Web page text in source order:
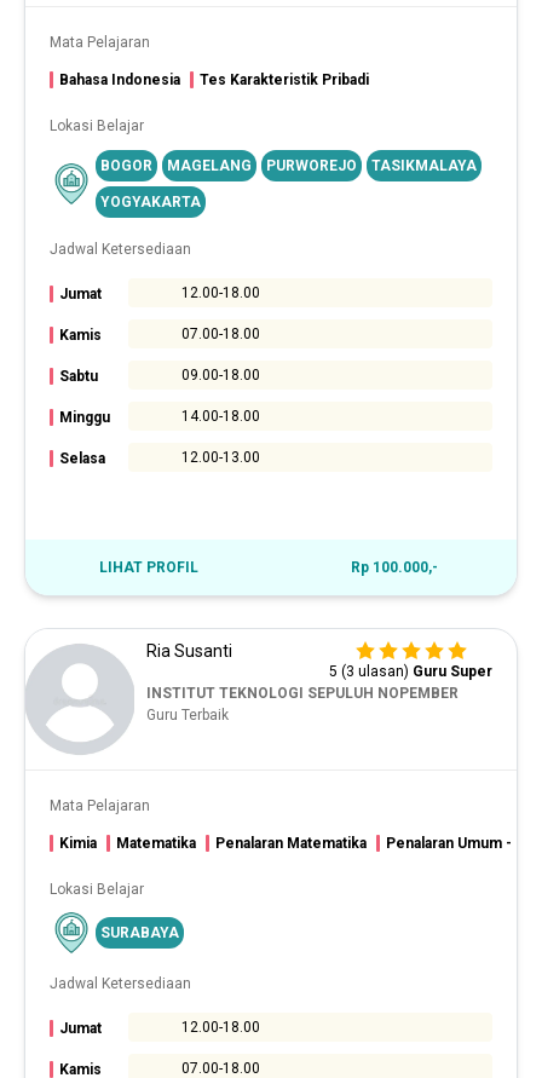
Mata Pelajaran
Bahasa Indonesia Tes Karakteristik Pribadi
Lokasi Belajar
BOGOR MAGELANG PURWOREJO TASIKMALAYA
YOGYAKARTA
Jadwal Ketersediaan
Jumat 12.00-18.00
Kamis 07.00-18.00
Sabtu 09.00-18.00
Minggu 14.00-18.00
Selasa 12.00-13.00
LIHAT PROFIL Rp 100.000,-
Ria Susanti
5 (3 ulasan) Guru Super
INSTITUT TEKNOLOGI SEPULUH NOPEMBER
Guru Terbaik
Mata Pelajaran
Kimia Matematika Penalaran Matematika Penalaran Umum -
Lokasi Belajar
SURABAYA
Jadwal Ketersediaan
Jumat 12.00-18.00
Kamis 07.00-18.00